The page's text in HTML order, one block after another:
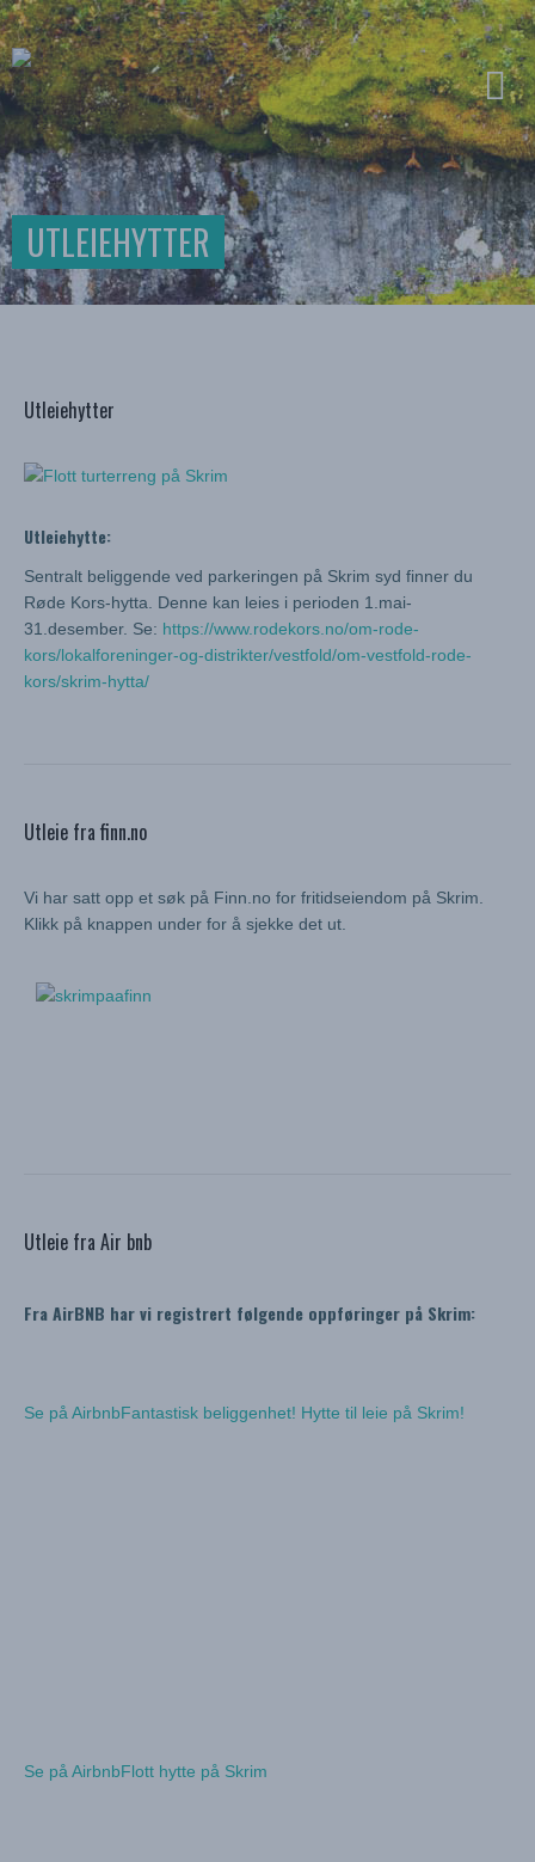
UTLEIEHYTTER
Utleiehytter
Utleiehytte:
Sentralt beliggende ved parkeringen på Skrim syd finner du
Røde Kors-hytta. Denne kan leies i perioden 1.mai-
31.desember. Se: https://www.rodekors.no/om-rode-
kors/lokalforeninger-og-distrikter/vestfold/om-vestfold-rode-
kors/skrim-hytta/
Utleie fra finn.no
Vi har satt opp et søk på Finn.no for fritidseiendom på Skrim.
Klikk på knappen under for å sjekke det ut.
Utleie fra Air bnb
Fra AirBNB har vi registrert følgende oppføringer på Skrim:
Se på AirbnbFantastisk beliggenhet! Hytte til leie på Skrim!
Se på AirbnbFlott hytte på Skrim